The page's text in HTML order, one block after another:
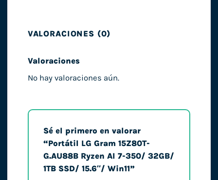
VALORACIONES (0)
Valoraciones
No hay valoraciones aún.
Sé el primero en valorar
“Portátil LG Gram 15Z80T-
G.AU88B Ryzen AI 7-350/ 32GB/
1TB SSD/ 15.6″/ Win11”